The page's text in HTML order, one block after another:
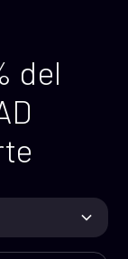
del